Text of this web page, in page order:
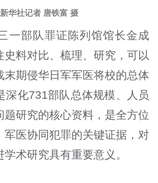
华社记者 唐铁富 摄
一部队罪证陈列馆馆长金成
史料对比、梳理、研究，可以
末期侵华日军军医将校的总体
深化731部队总体规模、人员
题研究的核心资料，是全方位
军医协同犯罪的关键证据，对
术研究具有重要意义。